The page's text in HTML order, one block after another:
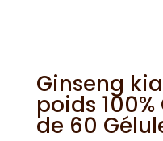
Ginseng
poids
de 60